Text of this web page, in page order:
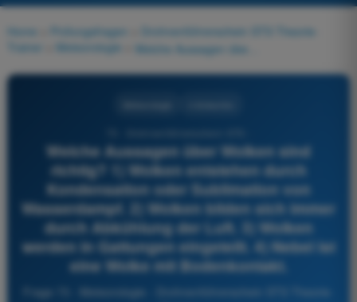
Home Prüfungsfragen
Drohnenführerschein STS Theorie-
Trainer
Meteorologie
Welche Aussagen über Wolken sind
richtig? 1) Wolken entstehen durch
Kondensation oder Sublimation von
Wasserdampf. 2) Wolken bilden sich immer
durch Abkühlung der Luft. 3) Wolken
werden in Gattungen eingeteilt. 4) Nebel ist
eine Wolke mit Bodenkontakt.
Frage 73 - Meteorologie - Drohnenführerschein STS Theorie-